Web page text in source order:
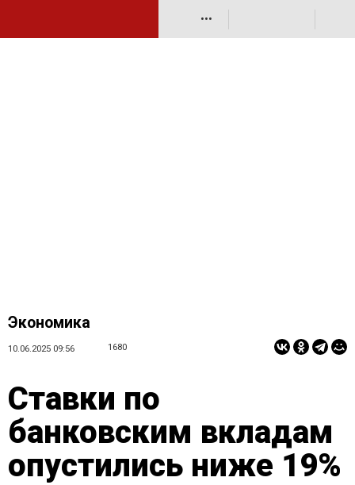
•••
Экономика
10.06.2025 09:56 1680
Ставки по
банковским вкладам
опустились ниже 19%